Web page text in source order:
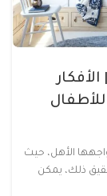
غرف نوم اطفال | Bunk Beds | الأفكار
الأهل، حيث
ذلك، يمكن